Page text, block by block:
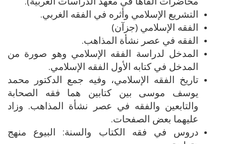
التشريع الإسلامي وأثره في الفقه الغربي.
الفقه الإسلامي (جزآن)
الفقه في عصر نشأة المذاهب.
المدخل لدراسة الفقه الإسلامي وهو صورة من
المدخل في كتابه الأول الفقه الإسلامي.
تاريخ الفقه الإسلامي، وفيه جمع الدكتور محمد
يوسف موسى بين كتابين هما فقه الصحابة
والتابعين والفقه في عصر نشأة المذاهب. وزاد
عليهما بعض الصفحات.
دروس في فقه الكتاب والسنة: البيوع منهج